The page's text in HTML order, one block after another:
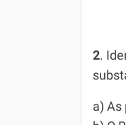
2.
a) As